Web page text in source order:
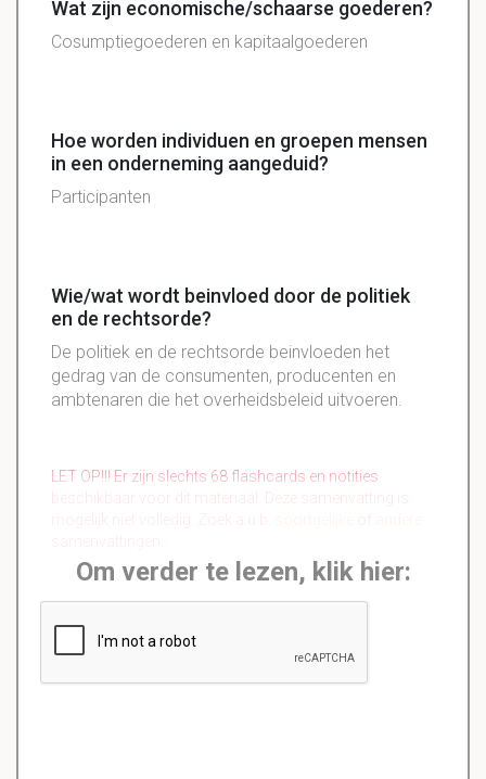
Wat zijn economische/schaarse goederen?
Cosumptiegoederen en kapitaalgoederen
Hoe worden individuen en groepen mensen
in een onderneming aangeduid?
Participanten
Wie/wat wordt beinvloed door de politiek
en de rechtsorde?
De politiek en de rechtsorde beinvloeden het
gedrag van de consumenten, producenten en
ambtenaren die het overheidsbeleid uitvoeren.
LET OP!!! Er zijn slechts 68 flashcards en notities
beschikbaar voor dit materiaal. Deze samenvatting is
Om verder te lezen, klik hier: